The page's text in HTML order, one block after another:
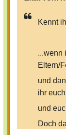
Kennt
...wenn
Eltern/
und
ihr
und
Doch